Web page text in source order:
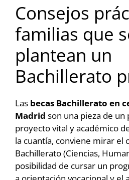
Consejos
familias que
plantean un
Bachillerato
Las becas Bachillerato en
Madrid son una pieza de un
proyecto vital y académico
la cuantía, conviene mirar el
Bachillerato (Ciencias,
posibilidad de cursar un